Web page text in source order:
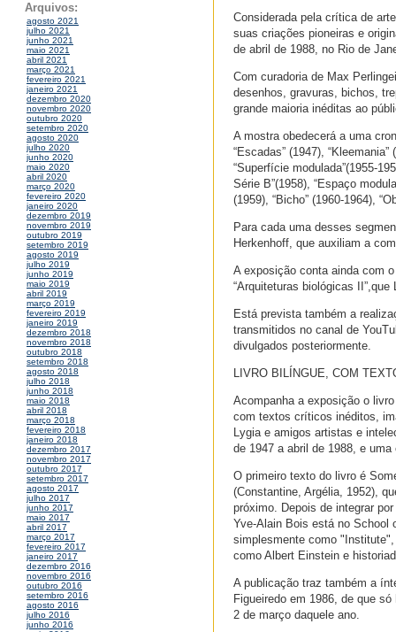
Arquivos:
agosto 2021
julho 2021
junho 2021
maio 2021
abril 2021
março 2021
fevereiro 2021
janeiro 2021
dezembro 2020
novembro 2020
outubro 2020
setembro 2020
agosto 2020
julho 2020
junho 2020
maio 2020
abril 2020
março 2020
fevereiro 2020
janeiro 2020
dezembro 2019
novembro 2019
outubro 2019
setembro 2019
agosto 2019
julho 2019
junho 2019
maio 2019
abril 2019
março 2019
fevereiro 2019
janeiro 2019
dezembro 2018
novembro 2018
outubro 2018
setembro 2018
agosto 2018
julho 2018
junho 2018
maio 2018
abril 2018
março 2018
fevereiro 2018
janeiro 2018
dezembro 2017
novembro 2017
outubro 2017
setembro 2017
agosto 2017
julho 2017
junho 2017
maio 2017
abril 2017
março 2017
fevereiro 2017
janeiro 2017
dezembro 2016
novembro 2016
outubro 2016
setembro 2016
agosto 2016
julho 2016
junho 2016
Considerada pela crítica de
suas criações pioneiras e
de abril de 1988, no Rio de
Com curadoria de Max
desenhos, gravuras, bichos,
grande maioria inéditas ao
A mostra obedecerá a uma
“Escadas” (1947),
“Superfície modulada”(1955-
Série B”(1958), “Espaço
(1959), “Bicho” (1960-1964),
Para cada uma desses
Herkenhoff, que auxiliam a
A exposição conta ainda com
“Arquiteturas biológicas
Está prevista também a
transmitidos no canal de
divulgados posteriormente.
LIVRO BILÍNGUE, COM
Acompanha a exposição o
com textos críticos inéditos,
Lygia e amigos artistas e
de 1947 a abril de 1988, e
O primeiro texto do livro é
(Constantine, Argélia, 1952),
próximo. Depois de integrar
Yve-Alain Bois está no School
simplesmente como
como Albert Einstein e
A publicação traz também a
Figueiredo em 1986, de que
2 de março daquele ano.